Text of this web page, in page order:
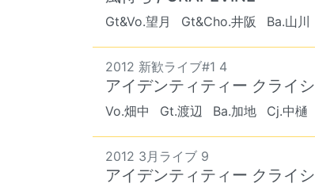
Gt&Vo.望月 Gt&Cho.井阪 Ba.山川
2012 新歓ライブ#1 4
アイデンティティー クライ
Vo.畑中 Gt.渡辺 Ba.加地 Cj.中樋
2012 3月ライブ 9
アイデンティティー クライ